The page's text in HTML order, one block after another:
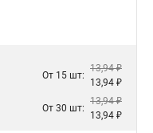
От 15 шт:
13,94 ₽
13,94 ₽
От 30 шт:
13,94 ₽
13,94 ₽